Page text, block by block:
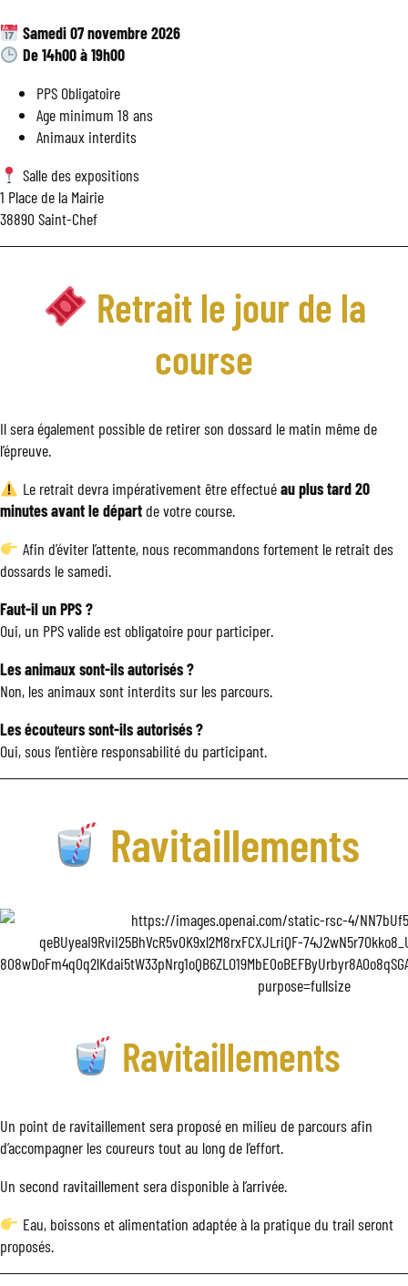
Samedi 07 novembre 2026
De 14h00 à 19h00
PPS Obligatoire
Age minimum 18 ans
Animaux interdits
Salle des expositions
1 Place de la Mairie
38890 Saint-Chef
Retrait le jour de la
course
Il sera également possible de retirer son dossard le matin même de
l’épreuve.
Le retrait devra impérativement être effectuéau plus tard 20
minutes avant le départ de votre course.
Afin d’éviter l’attente, nous recommandons fortement le retrait des
dossards le samedi.
Faut-il un PPS ?
Oui, un PPS valide est obligatoire pour participer.
Les animaux sont-ils autorisés ?
Non, les animaux sont interdits sur les parcours.
Les écouteurs sont-ils autorisés ?
Oui, sous l’entière responsabilité du participant.
Ravitaillements
Ravitaillements
Un point de ravitaillement sera proposé en milieu de parcours afin
d’accompagner les coureurs tout au long de l’effort.
Un second ravitaillement sera disponible à l’arrivée.
Eau, boissons et alimentation adaptée à la pratique du trail seront
proposés.